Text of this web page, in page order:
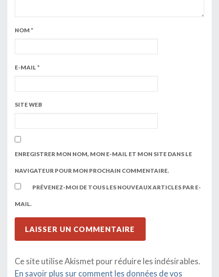
NOM *
E-MAIL *
SITE WEB
ENREGISTRER MON NOM, MON E-MAIL ET MON SITE DANS LE
NAVIGATEUR POUR MON PROCHAIN COMMENTAIRE.
PRÉVENEZ-MOI DE TOUS LES NOUVEAUX ARTICLES PAR E-
MAIL.
Ce site utilise Akismet pour réduire les indésirables.
En savoir plus sur comment les données de vos